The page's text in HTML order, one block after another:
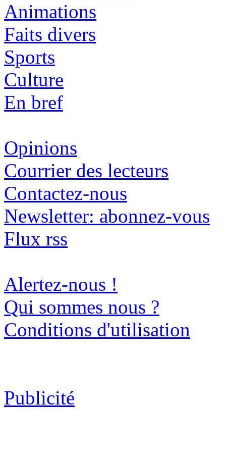
Animations
Faits divers
Sports
Culture
En bref
Opinions
Courrier des lecteurs
Contactez-nous
Newsletter: abonnez-vous
Flux rss
Alertez-nous !
Qui sommes nous ?
Conditions d'utilisation
Publicité